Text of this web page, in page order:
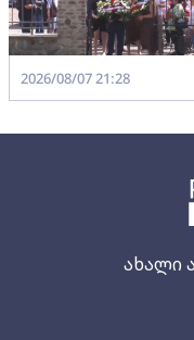
ახალი
2026/08/07 21:28